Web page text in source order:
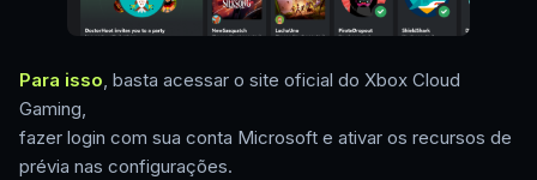
Para isso, basta acessar o site oficial do Xbox Cloud
Gaming,
fazer login com sua conta Microsoft e ativar os recursos de
prévia nas configurações.